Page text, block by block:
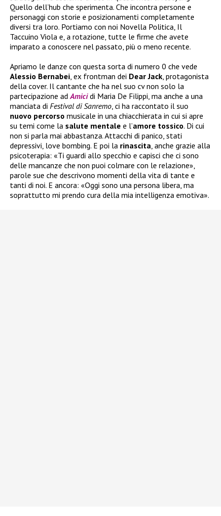
Quello dell’hub che sperimenta. Che incontra persone e
personaggi con storie e posizionamenti completamente
diversi tra loro. Portiamo con noi Novella Politica, Il
Taccuino Viola e, a rotazione, tutte le firme che avete
imparato a conoscere nel passato, più o meno recente.
Apriamo le danze con questa sorta di numero 0 che vede
Alessio Bernabei, ex frontman dei Dear Jack, protagonista
della cover. Il cantante che ha nel suo cv non solo la
partecipazione adAmici di Maria De Filippi, ma anche a una
manciata di Festival di Sanremo, ci ha raccontato il suo
nuovo percorso musicale in una chiacchierata in cui si apre
su temi come la salute mentale e l’amore tossico. Di cui
non si parla mai abbastanza. Attacchi di panico, stati
depressivi, love bombing. E poi la rinascita, anche grazie alla
psicoterapia: «Ti guardi allo specchio e capisci che ci sono
delle mancanze che non puoi colmare con le relazione»,
parole sue che descrivono momenti della vita di tante e
tanti di noi. E ancora: «Oggi sono una persona libera, ma
soprattutto mi prendo cura della mia intelligenza emotiva».